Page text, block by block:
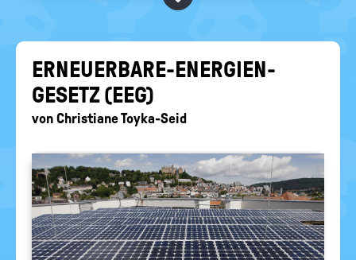
politische
EURE AKTUELLEN FRAGEN...
ERNEUERBARE-​ENERGIEN-
GESETZ (EEG)
von Christiane Toyka-Seid